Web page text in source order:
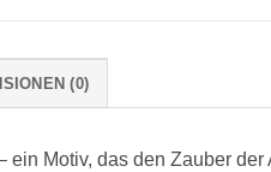
(0)
Motiv, das den Zauber der